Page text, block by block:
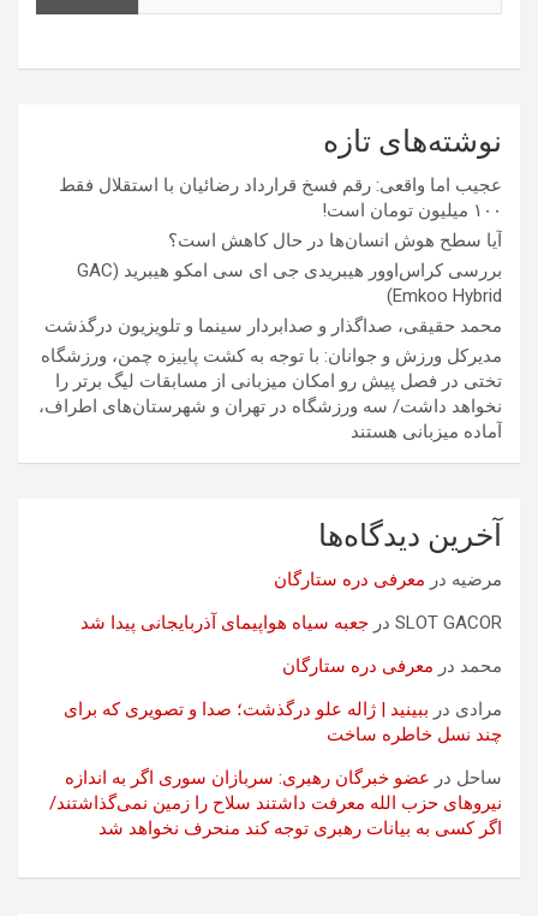
نوشته‌های تازه
عجیب اما واقعی: رقم فسخ قرارداد رضائیان با استقلال فقط
۱۰۰ میلیون تومان است!
آیا سطح هوش انسان‌ها در حال کاهش است؟
بررسی کراس‌اوور هیبریدی جی ای سی امکو هیبرید (GAC
Emkoo Hybrid)
محمد حقیقی، صداگذار و صدابردار سینما و تلویزیون درگذشت
مدیرکل ورزش و جوانان: با توجه به کشت پاییزه چمن، ورزشگاه
تختی در فصل پیش رو امکان میزبانی از مسابقات لیگ برتر را
نخواهد داشت/ سه ورزشگاه در تهران و شهرستان‌های اطراف،
آماده میزبانی هستند
آخرین دیدگاه‌ها
مرضیه در معرفی دره ستارگان
SLOT GACOR در جعبه سیاه هواپیمای آذربایجانی پیدا شد
محمد در معرفی دره ستارگان
مرادی در ببینید | ژاله علو درگذشت؛ صدا و تصویری که برای
چند نسل خاطره ساخت
ساحل در عضو خبرگان رهبری: سربازان سوری اگر به اندازه
نیروهای حزب الله معرفت داشتند سلاح را زمین نمی‌گذاشتند/
اگر کسی به بیانات رهبری توجه کند منحرف نخواهد شد